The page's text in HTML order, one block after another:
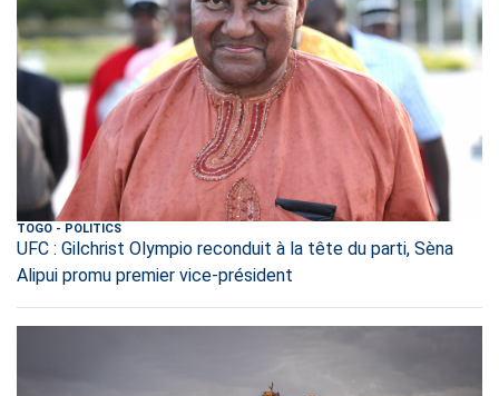
TOGO - POLITICS
UFC : Gilchrist Olympio reconduit à la tête du parti, Sèna
Alipui promu premier vice-président